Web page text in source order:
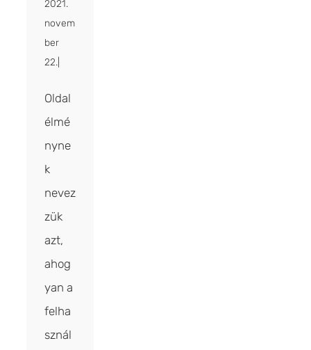
2021.
novem
ber
22.
Oldal
élmé
nyne
k
nevez
zük
azt,
ahog
yan a
felha
sznál